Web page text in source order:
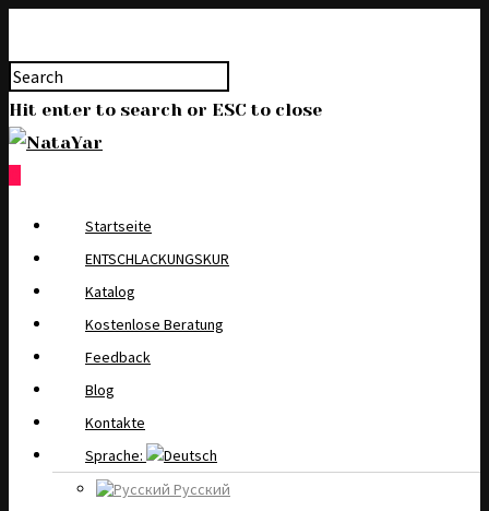
Hit enter to search or ESC to close
Startseite
ENTSCHLACKUNGSKUR
Katalog
Kostenlose Beratung
Feedback
Blog
Kontakte
Sprache:
Русский